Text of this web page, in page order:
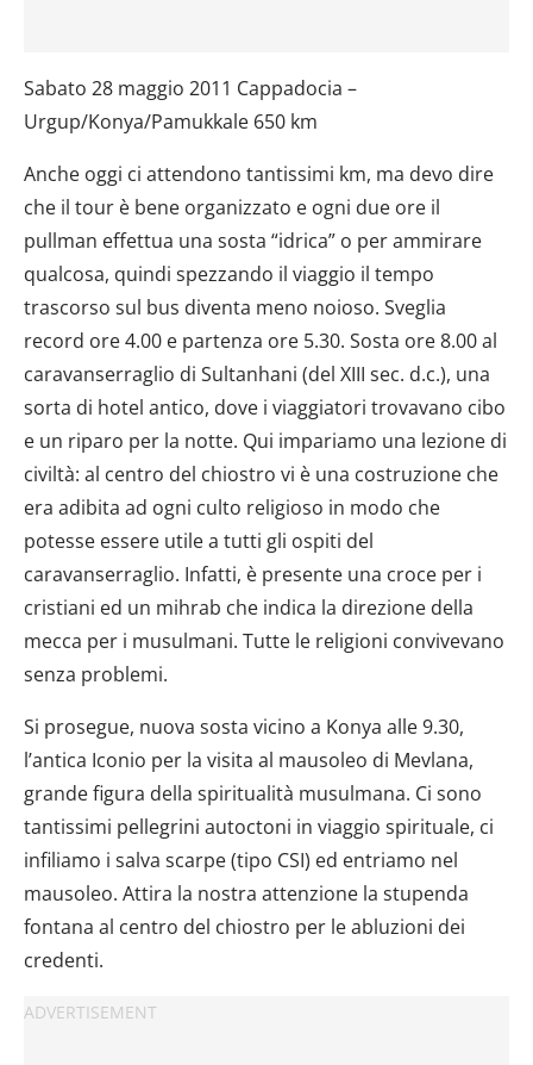
Sabato 28 maggio 2011 Cappadocia –
Urgup/Konya/Pamukkale 650 km
Anche oggi ci attendono tantissimi km, ma devo dire
che il tour è bene organizzato e ogni due ore il
pullman effettua una sosta “idrica” o per ammirare
qualcosa, quindi spezzando il viaggio il tempo
trascorso sul bus diventa meno noioso. Sveglia
record ore 4.00 e partenza ore 5.30. Sosta ore 8.00 al
caravanserraglio di Sultanhani (del XIII sec. d.c.), una
sorta di hotel antico, dove i viaggiatori trovavano cibo
e un riparo per la notte. Qui impariamo una lezione di
civiltà: al centro del chiostro vi è una costruzione che
era adibita ad ogni culto religioso in modo che
potesse essere utile a tutti gli ospiti del
caravanserraglio. Infatti, è presente una croce per i
cristiani ed un mihrab che indica la direzione della
mecca per i musulmani. Tutte le religioni convivevano
senza problemi.
Si prosegue, nuova sosta vicino a Konya alle 9.30,
l’antica Iconio per la visita al mausoleo di Mevlana,
grande figura della spiritualità musulmana. Ci sono
tantissimi pellegrini autoctoni in viaggio spirituale, ci
infiliamo i salva scarpe (tipo CSI) ed entriamo nel
mausoleo. Attira la nostra attenzione la stupenda
fontana al centro del chiostro per le abluzioni dei
credenti.